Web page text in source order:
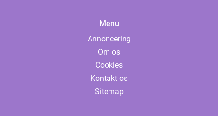
Menu
Annoncering
Om os
Cookies
Kontakt os
Sitemap